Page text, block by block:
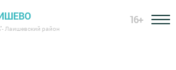
Лаишевский район
16+